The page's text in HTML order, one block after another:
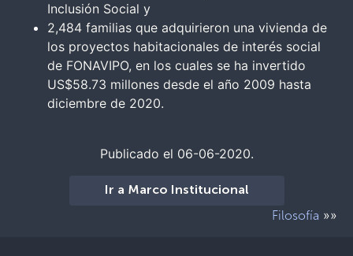
Inclusión Social y
2,484 familias que adquirieron una vivienda de
los proyectos habitacionales de interés social
de FONAVIPO, en los cuales se ha invertido
US$58.73 millones desde el año 2009 hasta
diciembre de 2020.
Publicado el 06-06-2020.
Ir a Marco Institucional
Filosofía »»